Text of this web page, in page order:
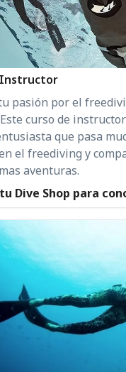
pasión por el
curso de
que pasa
el freediving y
aventuras.
Dive Shop para